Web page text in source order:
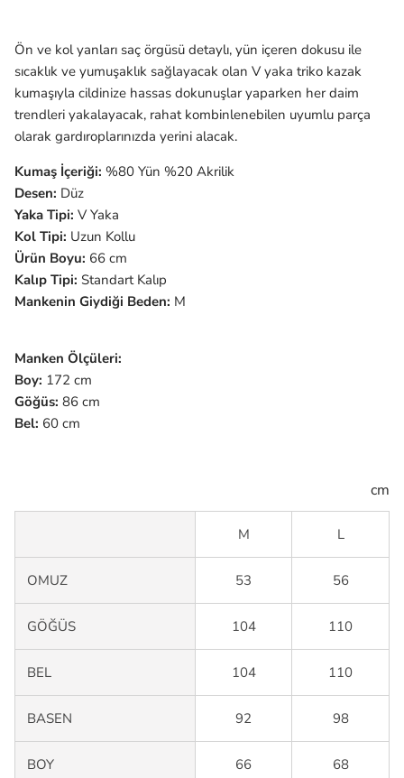
Ön ve kol yanları saç örgüsü detaylı, yün içeren dokusu ile
sıcaklık ve yumuşaklık sağlayacak olan V yaka triko kazak
kumaşıyla cildinize hassas dokunuşlar yaparken her daim
trendleri yakalayacak, rahat kombinlenebilen uyumlu parça
olarak gardıroplarınızda yerini alacak.
Kumaş İçeriği: %80 Yün %20 Akrilik
Desen: Düz
Yaka Tipi: V Yaka
Kol Tipi: Uzun Kollu
Ürün Boyu: 66 cm
Kalıp Tipi: Standart Kalıp
Mankenin Giydiği Beden: M
Manken Ölçüleri:
Boy: 172 cm
Göğüs: 86 cm
Bel: 60 cm
cm
M L
OMUZ 53 56
GÖĞÜS 104 110
BEL 104 110
BASEN 92 98
BOY 66 68